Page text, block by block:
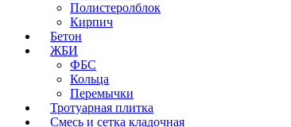
Полистеролблок
Кирпич
Бетон
ЖБИ
ФБС
Кольца
Перемычки
Тротуарная плитка
Смесь и сетка кладочная